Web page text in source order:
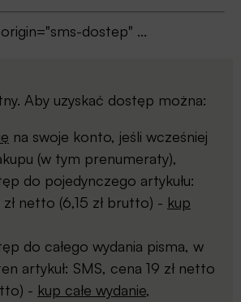
dostep" ...
Aby uzyskać dostęp można:
na swoje konto, jeśli wcześniej
(w tym prenumeraty),
do pojedynczego artykułu:
netto (6,15 zł brutto) - kup
do całego wydania pisma, w
artykuł: SMS, cena 19 zł netto
- kup całe wydanie,